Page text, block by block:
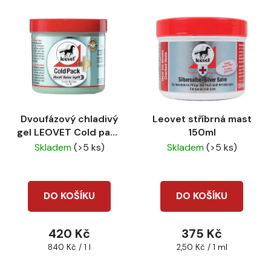
Dvoufázový chladivý
gel LEOVET Cold pack
500ml
Skladem(>5 ks)
DO KOŠÍKU
420 Kč
Měrná
840 Kč / 1 l
Leovet stříbrná mast
150ml
Skladem(>5 ks)
DO KOŠÍKU
375 Kč
Měrná
2,50 Kč / 1 ml